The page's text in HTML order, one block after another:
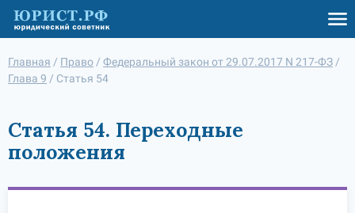
Главная / Право / Федеральный закон от 29.07.2017 N 217-ФЗ /
Глава 9 / Статья 54
Статья 54. Переходные
положения